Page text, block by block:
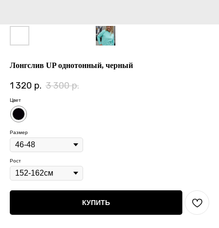
Лонгслив UP однотонный, черный
1 320 р. 3 300 р.
Цвет
Размер
Рост
КУПИТЬ